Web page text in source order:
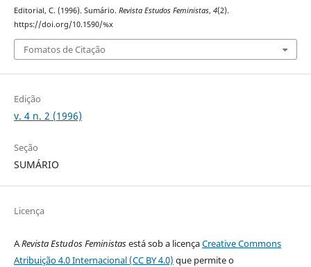
Editorial, C. (1996). Sumário. Revista Estudos Feministas, 4(2).
https://doi.org/10.1590/%x
Fomatos de Citação
Edição
v. 4 n. 2 (1996)
Seção
SUMÁRIO
Licença
ARevista Estudos Feministasestá sob a licençaCreative Commons
Atribuição 4.0 Internacional (CC BY 4.0) que permite o